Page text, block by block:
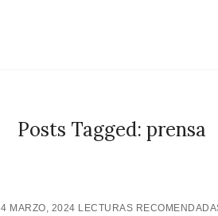
Posts Tagged: prensa
4 MARZO, 2024 LECTURAS